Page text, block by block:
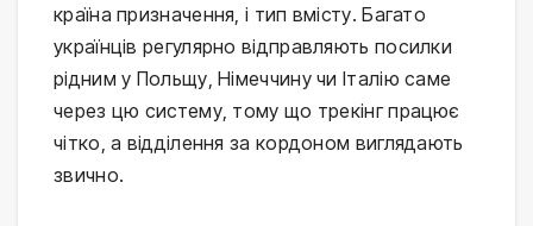
країна призначення, і тип вмісту. Багато
українців регулярно відправляють посилки
рідним у Польщу, Німеччину чи Італію саме
через цю систему, тому що трекінг працює
чітко, а відділення за кордоном виглядають
звично.